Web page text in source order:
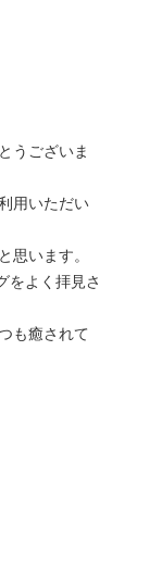
うございま
用いただい
思います。
をよく拝見さ
も癒されて